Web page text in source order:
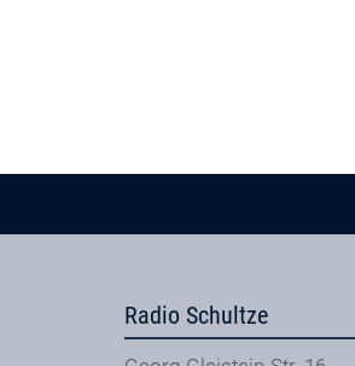
Radio Schultze